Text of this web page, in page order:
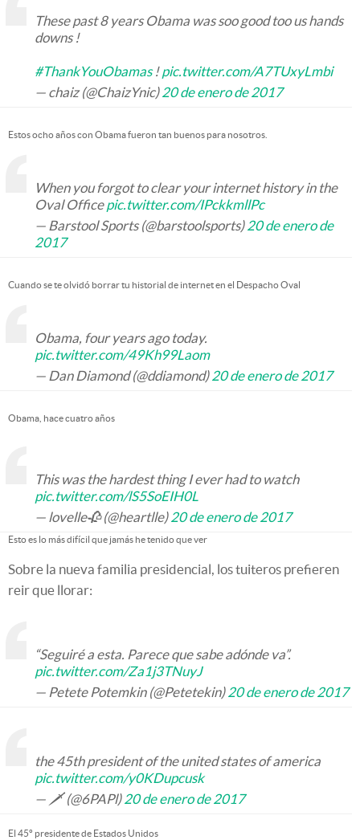
These past 8 years Obama was soo good too us hands
downs !
#ThankYouObamas!pic.twitter.com/A7TUxyLmbi
— chaiz (@ChaizYnic)20 de enero de 2017
Estos ocho años con Obama fueron tan buenos para nosotros.
When you forgot to clear your internet history in the
Oval Officepic.twitter.com/IPckkmllPc
— Barstool Sports (@barstoolsports)20 de enero de
2017
Cuando se te olvidó borrar tu historial de internet en el Despacho Oval
Obama, four years ago today.
pic.twitter.com/49Kh99Laom
— Dan Diamond (@ddiamond)20 de enero de 2017
Obama, hace cuatro años
This was the hardest thing I ever had to watch
pic.twitter.com/lS5SoEIH0L
— lovelle🥀 (@heartlle)20 de enero de 2017
Esto es lo más difícil que jamás he tenido que ver
Sobre la nueva familia presidencial, los tuiteros prefieren
reir que llorar:
“Seguiré a esta. Parece que sabe adónde va”.
pic.twitter.com/Za1j3TNuyJ
— Petete Potemkin (@Petetekin)20 de enero de 2017
the 45th president of the united states of america
pic.twitter.com/y0KDupcusk
— 🗡 (@6PAPl)20 de enero de 2017
El 45º presidente de Estados Unidos